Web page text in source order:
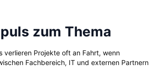
zum Thema
verlieren Projekte oft an Fahrt, wenn
Fachbereich, IT und externen Partnern